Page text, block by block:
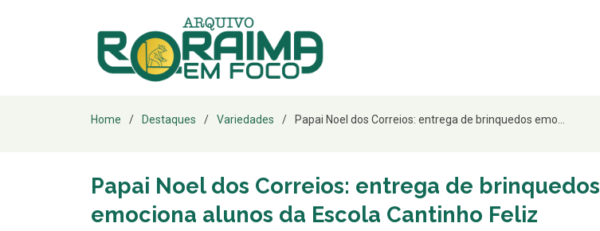
Home Destaques Variedades Papai Noel dos Correios: entrega de brinquedos emo...
Papai Noel dos Correios: entrega de brinquedos
emociona alunos da Escola Cantinho Feliz